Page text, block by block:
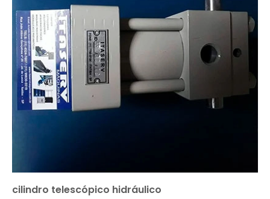
cilindro telescópico hidráulico